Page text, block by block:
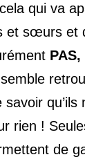
qui va
et sœurs et
PAS,
qu’ils
rien !
de